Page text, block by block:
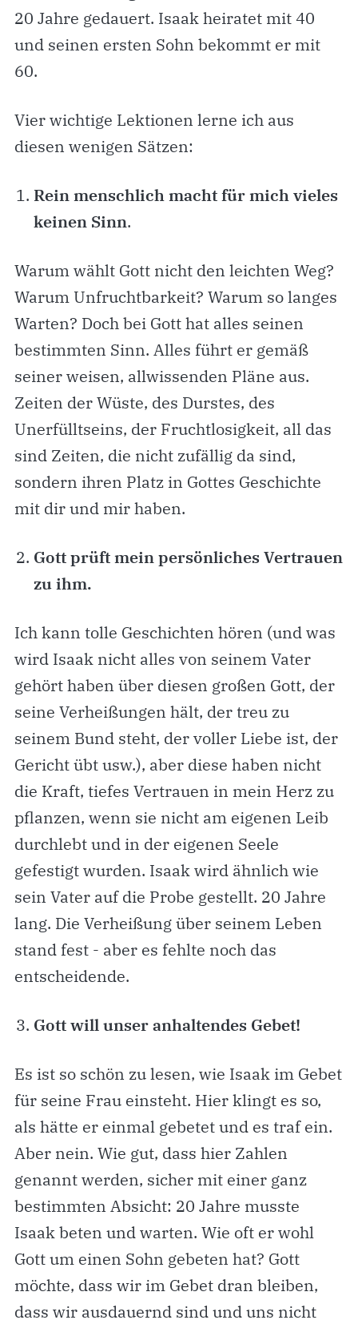
20 Jahre gedauert. Isaak heiratet mit 40
und seinen ersten Sohn bekommt er mit
60.
Vier wichtige Lektionen lerne ich aus
diesen wenigen Sätzen:
Rein menschlich macht für mich vieles
keinen Sinn.
Warum wählt Gott nicht den leichten Weg?
Warum Unfruchtbarkeit? Warum so langes
Warten? Doch bei Gott hat alles seinen
bestimmten Sinn. Alles führt er gemäß
seiner weisen, allwissenden Pläne aus.
Zeiten der Wüste, des Durstes, des
Unerfülltseins, der Fruchtlosigkeit, all das
sind Zeiten, die nicht zufällig da sind,
sondern ihren Platz in Gottes Geschichte
mit dir und mir haben.
Gott prüft mein persönliches Vertrauen
zu ihm.
Ich kann tolle Geschichten hören (und was
wird Isaak nicht alles von seinem Vater
gehört haben über diesen großen Gott, der
seine Verheißungen hält, der treu zu
seinem Bund steht, der voller Liebe ist, der
Gericht übt usw.), aber diese haben nicht
die Kraft, tiefes Vertrauen in mein Herz zu
pflanzen, wenn sie nicht am eigenen Leib
durchlebt und in der eigenen Seele
gefestigt wurden. Isaak wird ähnlich wie
sein Vater auf die Probe gestellt. 20 Jahre
lang. Die Verheißung über seinem Leben
stand fest - aber es fehlte noch das
entscheidende.
Gott will unser anhaltendes Gebet!
Es ist so schön zu lesen, wie Isaak im Gebet
für seine Frau einsteht. Hier klingt es so,
als hätte er einmal gebetet und es traf ein.
Aber nein. Wie gut, dass hier Zahlen
genannt werden, sicher mit einer ganz
bestimmten Absicht: 20 Jahre musste
Isaak beten und warten. Wie oft er wohl
Gott um einen Sohn gebeten hat? Gott
möchte, dass wir im Gebet dran bleiben,
dass wir ausdauernd sind und uns nicht